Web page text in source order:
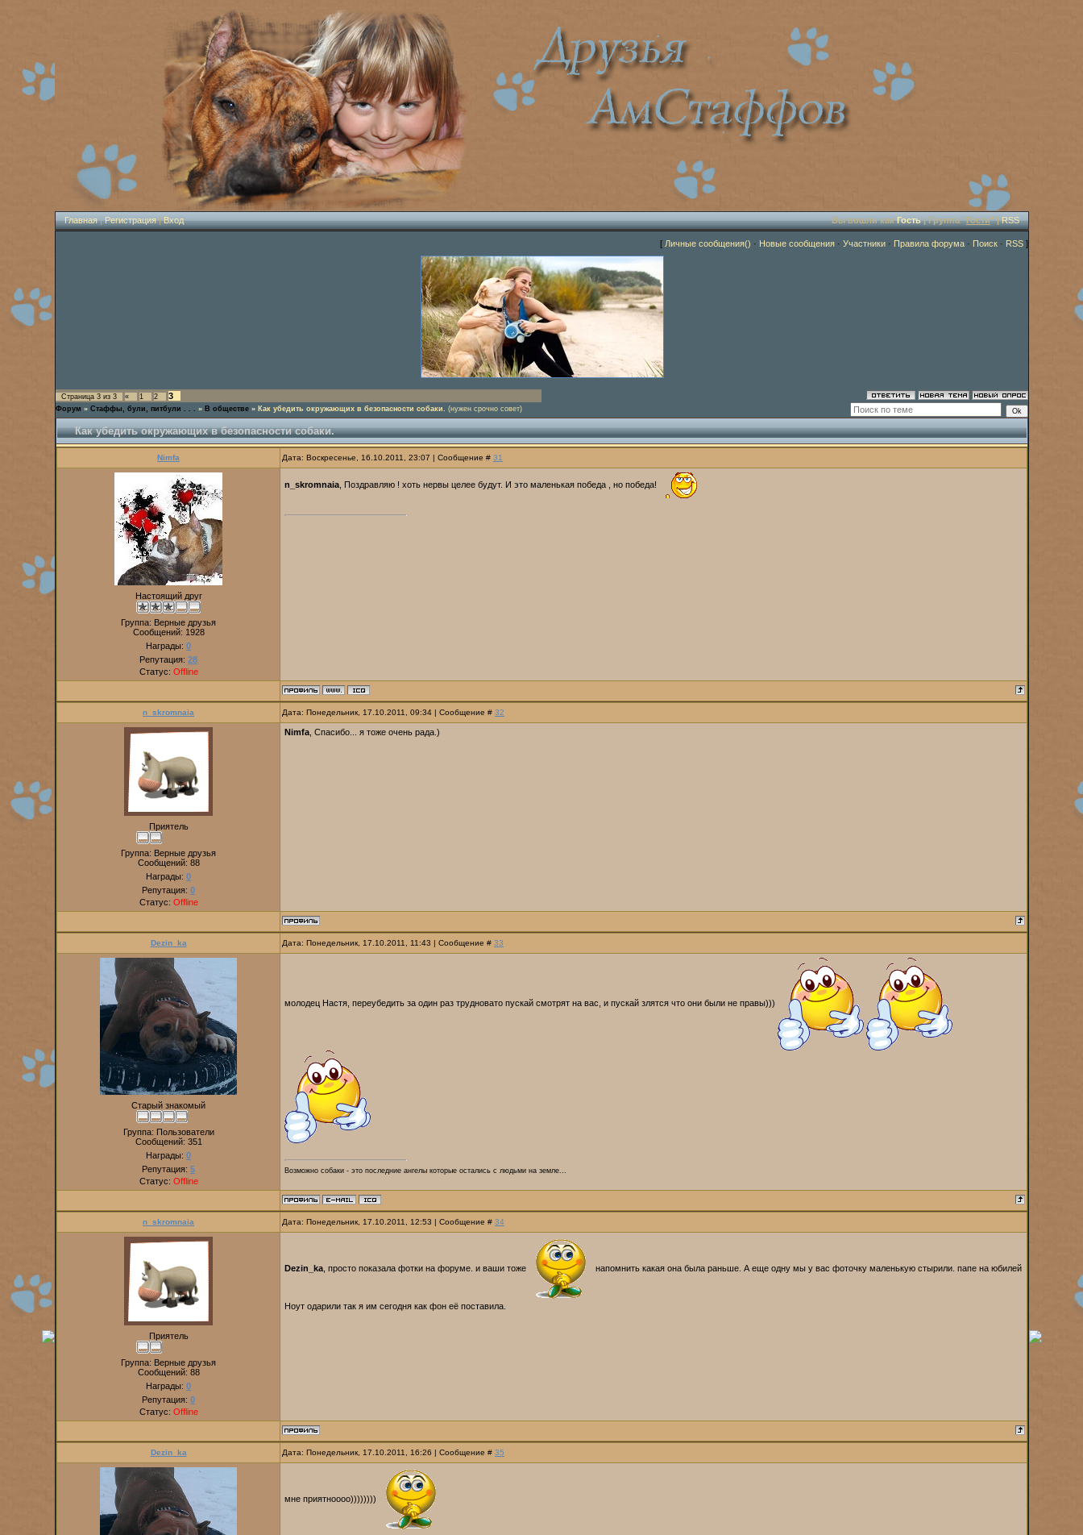
Главная|Регистрация|Вход Вы вошли какГость| Группа "Гости" |RSS
[ Личные сообщения() · Новые сообщения · Участники · Правила форума · Поиск · RSS ]
Страница 3 из 3 « 1 2 3
Форум » Стаффы, були, питбули . . . » В обществе » Как убедить окружающих в безопасности собаки. (нужен срочно совет)
Как убедить окружающих в безопасности собаки.
Nimfa Дата: Воскресенье, 16.10.2011, 23:07 | Сообщение # 31
Настоящий друг
Группа: Верные друзья
Сообщений: 1928
Награды: 0
Репутация: 28
Статус: Offline
n_skromnaia , Поздравляю ! хоть нервы целее будут. И это маленькая победа , но победа!
n_skromnaia Дата: Понедельник, 17.10.2011, 09:34 | Сообщение # 32
Приятель
Группа: Верные друзья
Сообщений: 88
Награды: 0
Репутация: 0
Статус: Offline
Nimfa , Спасибо... я тоже очень рада.)
Dezin_ka Дата: Понедельник, 17.10.2011, 11:43 | Сообщение # 33
Старый знакомый
Группа: Пользователи
Сообщений: 351
Награды: 0
Репутация: 5
Статус: Offline
молодец Настя, переубедить за один раз трудновато пускай смотрят на вас, и пускай злятся что они были не правы)))
Возможно собаки - это последние ангелы которые остались с людьми на земле...
n_skromnaia Дата: Понедельник, 17.10.2011, 12:53 | Сообщение # 34
Приятель
Группа: Верные друзья
Сообщений: 88
Награды: 0
Репутация: 0
Статус: Offline
Dezin_ka , просто показала фотки на форуме. и ваши тоже напомнить какая она была раньше. А еще одну мы у вас фоточку маленькую стырили. папе на юбилей
Ноут одарили так я им сегодня как фон её поставила.
Dezin_ka Дата: Понедельник, 17.10.2011, 16:26 | Сообщение # 35
мне приятноооо))))))))